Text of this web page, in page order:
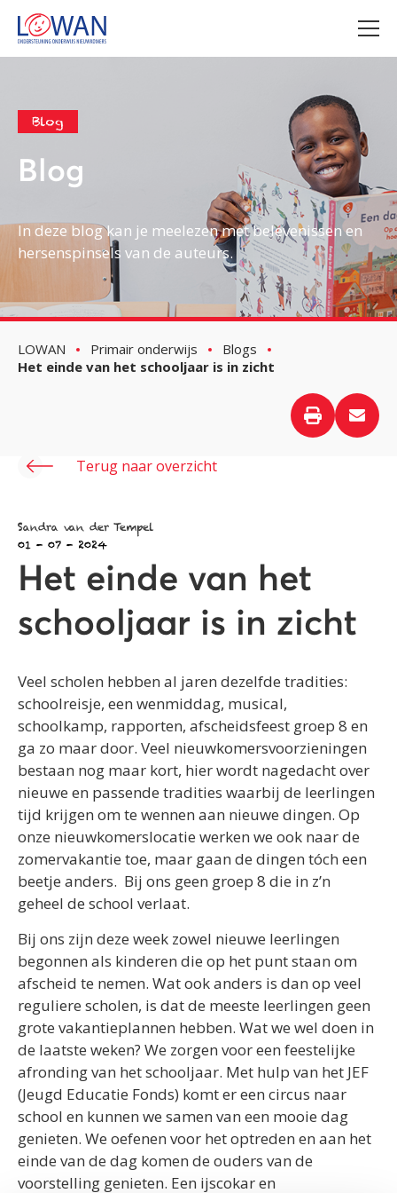
Blog
Blog
In deze blog kan je meelezen met belevenissen en
hersenspinsels van de auteurs.
LOWAN Primair onderwijs
Blogs
Het einde van het schooljaar is in zicht
Terug naar overzicht
Sandra van der Tempel
01 - 07 - 2024
Het einde van het
schooljaar is in zicht
Veel scholen hebben al jaren dezelfde tradities:
schoolreisje, een wenmiddag, musical,
schoolkamp, rapporten, afscheidsfeest groep 8 en
ga zo maar door. Veel nieuwkomersvoorzieningen
bestaan nog maar kort, hier wordt nagedacht over
nieuwe en passende tradities waarbij de leerlingen
tijd krijgen om te wennen aan nieuwe dingen. Op
onze nieuwkomerslocatie werken we ook naar de
zomervakantie toe, maar gaan de dingen tóch een
beetje anders. Bij ons geen groep 8 die in z’n
geheel de school verlaat.
Bij ons zijn deze week zowel nieuwe leerlingen
begonnen als kinderen die op het punt staan om
afscheid te nemen. Wat ook anders is dan op veel
reguliere scholen, is dat de meeste leerlingen geen
grote vakantieplannen hebben. Wat we wel doen in
de laatste weken? We zorgen voor een feestelijke
afronding van het schooljaar. Met hulp van het JEF
(Jeugd Educatie Fonds) komt er een circus naar
school en kunnen we samen van een mooie dag
genieten. We oefenen voor het optreden en aan het
einde van de dag komen de ouders van de
voorstelling genieten. Een ijscokar en